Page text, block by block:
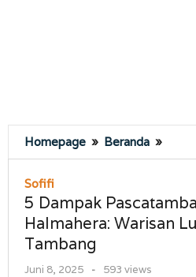
Homepage » Beranda »
Pulau
Sofifi
5 Dampak
Halmahera: Warisan
Tambang
Juni 8, 2025
oleh
-
593 views